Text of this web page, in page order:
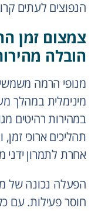
הנפוצים לעתים
צמצום זמן
הובלה
מנופי הרמה
מינימלית במהלך
במהירות רהיטים
תהליכים ארוכי
אחרת לתמרון ידני
הפעלה נכונה של
חוסר פעילות. עם